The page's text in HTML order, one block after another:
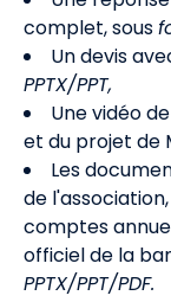
complet, sous
Un devis
PPTX/PPT,
Une vidéo
et du projet de
Les
de
comptes
officiel de la
PPTX/PPT/PDF.